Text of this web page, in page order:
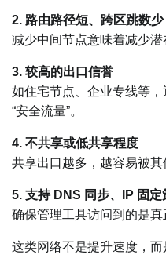
2. 路由路径短、跨区跳数少
减少中间节点意味着减少潜
3. 较高的出口信誉
如住宅节点、企业专线等
“安全流量”。
4. 不共享或低共享程度
共享出口越多，越容易被其
5. 支持 DNS 同步、IP 固定
确保管理工具访问到的是真
这类网络不是提升速度，而